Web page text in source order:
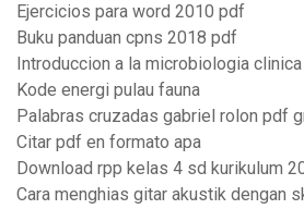
Ejercicios para word 2010 pdf
Buku panduan cpns 2018 pdf
Introduccion a la microbiologia
Kode energi pulau fauna
Palabras cruzadas gabriel rolon pdf
Citar pdf en formato apa
Download rpp kelas 4 sd kurikulum
Cara menghias gitar akustik dengan